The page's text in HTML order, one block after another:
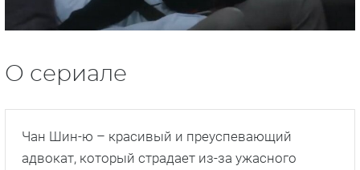
О сериале
Чан Шин-ю – красивый и преуспевающий
адвокат, который страдает из-за ужасного